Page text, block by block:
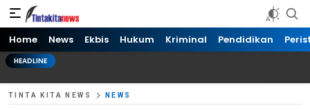
Tinta kita News
Informasi Terkini
Home News Ekbis Hukum Kriminal Pendidikan
HEADLINE
TINTA KITA NEWS NEWS